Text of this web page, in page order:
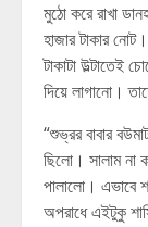
মুঠো করে রাখা
হাজার টাকার
টাকাটা উল্টাতেই
দিয়ে লাগানো।
“শুভ্রর বাবার
ছিলো। সালাম না
পালালো। এভাবে
অপরাধে এইটুকু